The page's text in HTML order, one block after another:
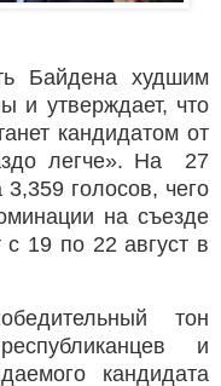
Байдена худшим
и утверждает, что
кандидатом от
легче». На 27
голосов, чего
на съезде
19 по 22 август в
тон
и
кандидата